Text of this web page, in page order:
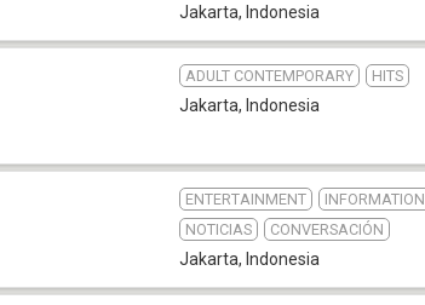
Jakarta, Indonesia
ADULT CONTEMPORARY HITS
Jakarta, Indonesia
ENTERTAINMENT
INFORMATION
NOTICIAS
CONVERSACIÓN
Jakarta, Indonesia